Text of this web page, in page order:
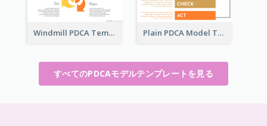
Windmill PDCA Template Plain PDCA Model Template
すべてのPDCAモデルテンプレートを見る